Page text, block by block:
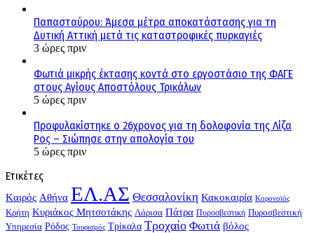
Παπασταύρου: Άμεσα μέτρα αποκατάστασης για τη
Δυτική Αττική μετά τις καταστροφικές πυρκαγιές
3 ώρες πριν
Φωτιά μικρής έκτασης κοντά στο εργοστάσιο της ΦΑΓΕ
στους Αγίους Αποστόλους Τρικάλων
5 ώρες πριν
Προφυλακίστηκε ο 26χρονος για τη δολοφονία της Λίζα
Ρος – Σιώπησε στην απολογία του
5 ώρες πριν
Ετικέτες
Kαιρός Αθήνα ΕΛ.ΑΣ Θεσσαλονίκη Κακοκαιρία Κορονοϊός
Κρήτη Κυριάκος Μητσοτάκης Λάρισα Πάτρα Πυροσβεστική Πυροσβεστική
Υπηρεσία Ρόδος Τουρισμός Τρίκαλα Τροχαίο Φωτιά βόλος